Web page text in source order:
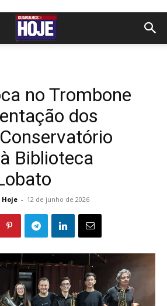
no Trombone
dos
Biblioteca
Hoje - 12 de junho de 2026